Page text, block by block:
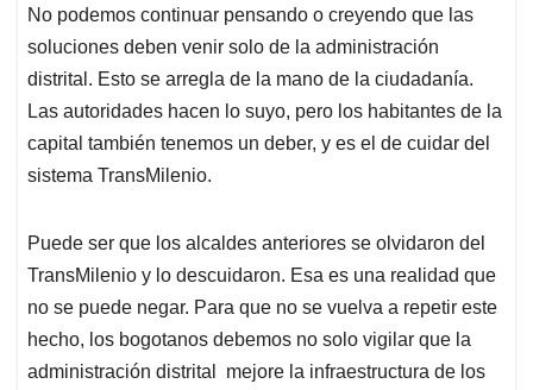
No podemos continuar pensando o creyendo que las
soluciones deben venir solo de la administración
distrital. Esto se arregla de la mano de la ciudadanía.
Las autoridades hacen lo suyo, pero los habitantes de la
capital también tenemos un deber, y es el de cuidar del
sistema TransMilenio.
Puede ser que los alcaldes anteriores se olvidaron del
TransMilenio y lo descuidaron. Esa es una realidad que
no se puede negar. Para que no se vuelva a repetir este
hecho, los bogotanos debemos no solo vigilar que la
administración distrital mejore la infraestructura de los